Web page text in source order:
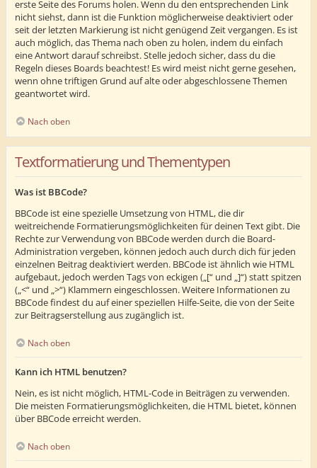
erste Seite des Forums holen. Wenn du den entsprechenden Link
nicht siehst, dann ist die Funktion möglicherweise deaktiviert oder
seit der letzten Markierung ist nicht genügend Zeit vergangen. Es ist
auch möglich, das Thema nach oben zu holen, indem du einfach
eine Antwort darauf schreibst. Stelle jedoch sicher, dass du die
Regeln dieses Boards beachtest! Es wird meist nicht gerne gesehen,
wenn ohne triftigen Grund auf alte oder abgeschlossene Themen
geantwortet wird.
Nach oben
Textformatierung und Thementypen
Was ist BBCode?
BBCode ist eine spezielle Umsetzung von HTML, die dir
weitreichende Formatierungsmöglichkeiten für deinen Text gibt. Die
Rechte zur Verwendung von BBCode werden durch die Board-
Administration vergeben, können jedoch auch durch dich für jeden
einzelnen Beitrag deaktiviert werden. BBCode ist ähnlich wie HTML
aufgebaut, jedoch werden Tags von eckigen („[“ und „]“) statt spitzen
(„<“ und „>“) Klammern eingeschlossen. Weitere Informationen zu
BBCode findest du auf einer speziellen Hilfe-Seite, die von der Seite
zur Beitragserstellung aus zugänglich ist.
Nach oben
Kann ich HTML benutzen?
Nein, es ist nicht möglich, HTML-Code in Beiträgen zu verwenden.
Die meisten Formatierungsmöglichkeiten, die HTML bietet, können
über BBCode erreicht werden.
Nach oben